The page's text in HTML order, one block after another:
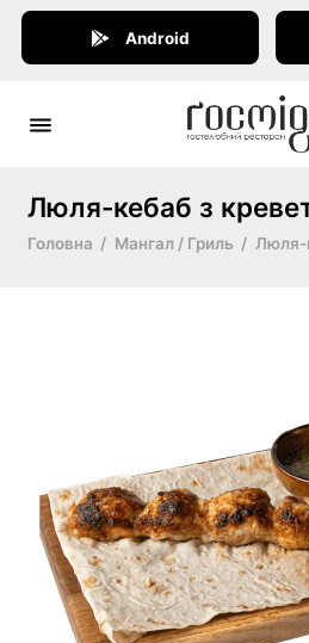
Android
Люля-кебаб з
Головна Мангал / Гриль Люля-